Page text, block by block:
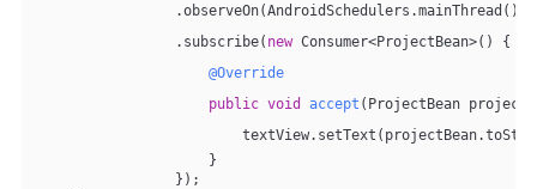
.observeOn(AndroidSchedulers.mainThread())
.subscribe( new Consumer<ProjectBean>() {
@Override
public void accept (ProjectBean
}
});